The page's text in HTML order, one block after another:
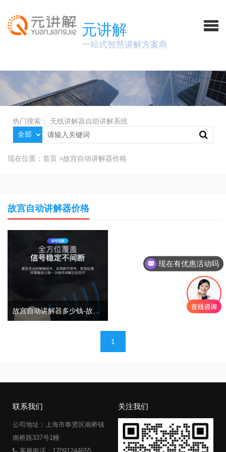
元讲解
一站式智慧讲解方案商
热门搜索： 无线讲解器自助讲解系统
现在位置： 首页 >故宫自动讲解器价格
故宫自动讲解器价格
故宫自动讲解器多少钱-故宫讲解器怎么用
1
联系我们
公司地址：上海市奉贤区南桥镇
南桥路337号1幢
关注我们
现在有优惠活动吗